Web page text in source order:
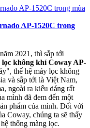
AP-1520C trong
2021, thì sắp tới
lọc không khí Coway AP-
thế hệ máy lọc không
và sắp tới là Việt Nam,
ngoài ra kiểu dáng rất
mình đã đem đến một
phẩm của mình. Đối với
Coway, chúng ta sẽ thấy
thống màng lọc.